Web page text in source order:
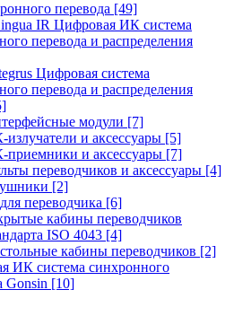
перевода [49]
IR Цифровая ИК система
перевода и распределения
Цифровая система
перевода и распределения
модули [7]
и аксессуары [5]
приемники и аксессуары [7]
переводчиков и аксессуары [4]
[2]
переводчика [6]
кабины переводчиков
ISO 4043 [4]
кабины переводчиков [2]
ИК система синхронного
Gonsin [10]